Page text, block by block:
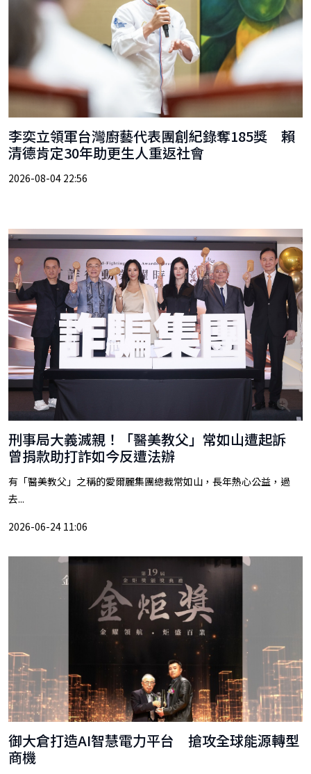
李奕立領軍台灣廚藝代表團創紀錄奪185獎 賴
清德肯定30年助更生人重返社會
2026-08-04 22:56
刑事局大義滅親！「醫美教父」常如山遭起訴
曾捐款助打詐如今反遭法辦
有「醫美教父」之稱的愛爾麗集團總裁常如山，長年熱心公益，過
去...
2026-06-24 11:06
御大倉打造AI智慧電力平台 搶攻全球能源轉型
商機